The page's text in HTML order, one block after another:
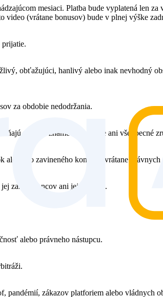
mesiaci. Platba bude vyplatená len za
video (vrátane bonusov) bude v plnej výške
prijatie.
obťažujúci, hanlivý alebo inak nevhodný
za obdobie nedodržania.
verejne známe informácie ani všeobecné
zo zavineného konania, vrátane právnych
zamestnancov ani jej činnosť.
alebo právneho nástupcu.
pandémií, zákazov platforiem alebo vládnych